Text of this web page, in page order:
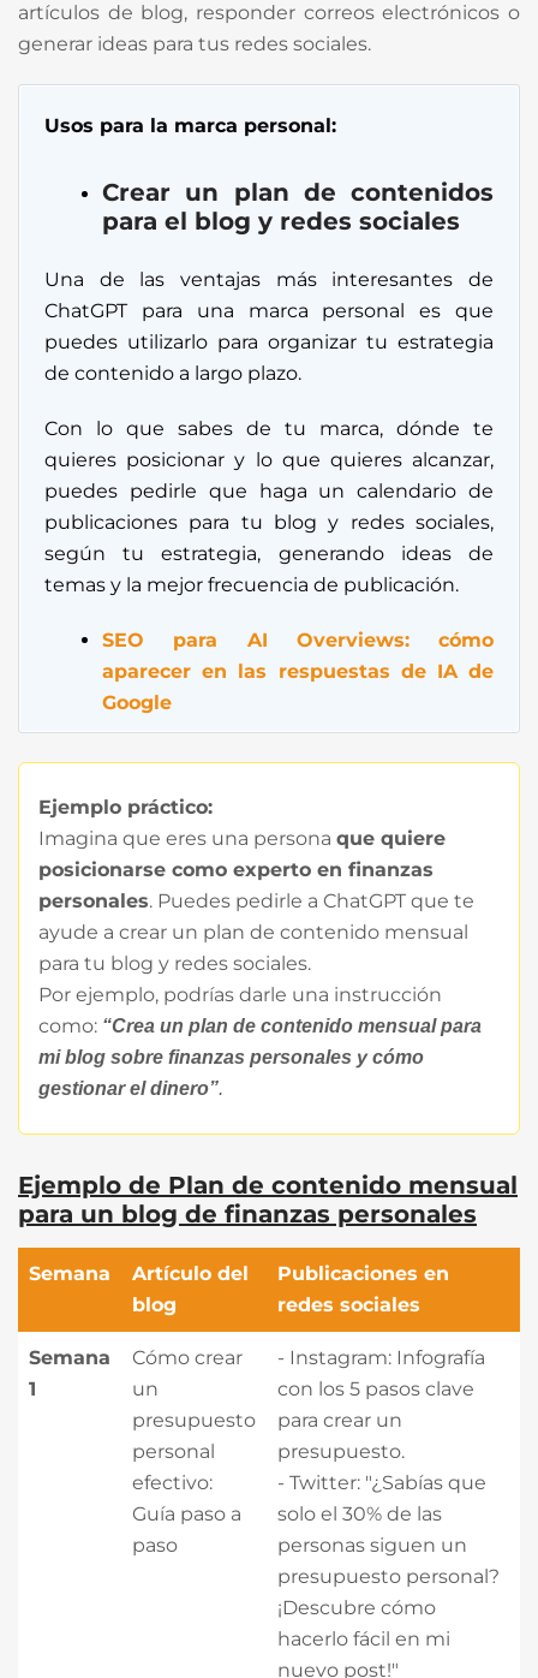
artículos de blog, responder correos electrónicos o
generar ideas para tus redes sociales.
Usos para la marca personal:
Crear un plan de contenidos
para el blog y redes sociales
Una de las ventajas más interesantes de
ChatGPT para una marca personal es que
puedes utilizarlo para organizar tu estrategia
de contenido a largo plazo.
Con lo que sabes de tu marca, dónde te
quieres posicionar y lo que quieres alcanzar,
puedes pedirle que haga un calendario de
publicaciones para tu blog y redes sociales,
según tu estrategia, generando ideas de
temas y la mejor frecuencia de publicación.
SEO para AI Overviews: cómo
aparecer en las respuestas de IA de
Google
Ejemplo práctico:
Imagina que eres una persona que quiere
posicionarse como experto en finanzas
personales. Puedes pedirle a ChatGPT que te
ayude a crear un plan de contenido mensual
para tu blog y redes sociales.
Por ejemplo, podrías darle una instrucción
como: “Crea un plan de contenido mensual para
mi blog sobre finanzas personales y cómo
gestionar el dinero”.
Ejemplo de Plan de contenido mensual
para un blog de finanzas personales
Semana
Artículo del
blog
Publicaciones en
redes sociales
Semana
1
Cómo crear
un
presupuesto
personal
efectivo:
Guía paso a
paso
- Instagram: Infografía
con los 5 pasos clave
para crear un
presupuesto.
- Twitter: "¿Sabías que
solo el 30% de las
personas siguen un
presupuesto personal?
¡Descubre cómo
hacerlo fácil en mi
nuevo post!"